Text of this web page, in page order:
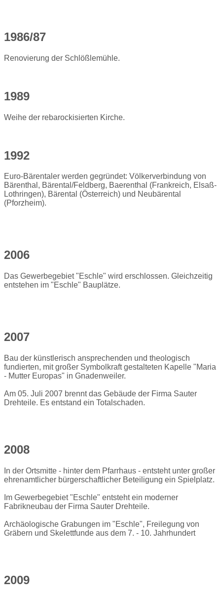
1986/87
Renovierung der Schlößlemühle.
1989
Weihe der rebarockisierten Kirche.
1992
Euro-Bärentaler werden gegründet: Völkerverbindung von
Bärenthal, Bärental/Feldberg, Baerenthal (Frankreich, Elsaß-
Lothringen), Bärental (Österreich) und Neubärental
(Pforzheim).
2006
Das Gewerbegebiet "Eschle" wird erschlossen. Gleichzeitig
entstehen im "Eschle" Bauplätze.
2007
Bau der künstlerisch ansprechenden und theologisch
fundierten, mit großer Symbolkraft gestalteten Kapelle "Maria
- Mutter Europas" in Gnadenweiler.
Am 05. Juli 2007 brennt das Gebäude der Firma Sauter
Drehteile. Es entstand ein Totalschaden.
2008
In der Ortsmitte - hinter dem Pfarrhaus - entsteht unter großer
ehrenamtlicher bürgerschaftlicher Beteiligung ein Spielplatz.
Im Gewerbegebiet "Eschle" entsteht ein moderner
Fabrikneubau der Firma Sauter Drehteile.
Archäologische Grabungen im "Eschle", Freilegung von
Gräbern und Skelettfunde aus dem 7. - 10. Jahrhundert
2009